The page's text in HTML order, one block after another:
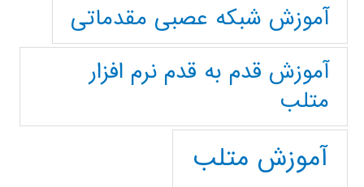
آموزش شبکه عصبی مقدماتی
آموزش قدم به قدم نرم افزار
متلب
آموزش متلب